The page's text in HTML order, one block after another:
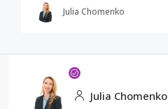
Julia Chomenko
Julia Chomenko